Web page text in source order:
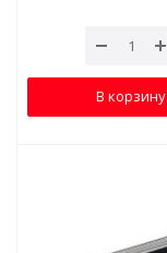
В корзину